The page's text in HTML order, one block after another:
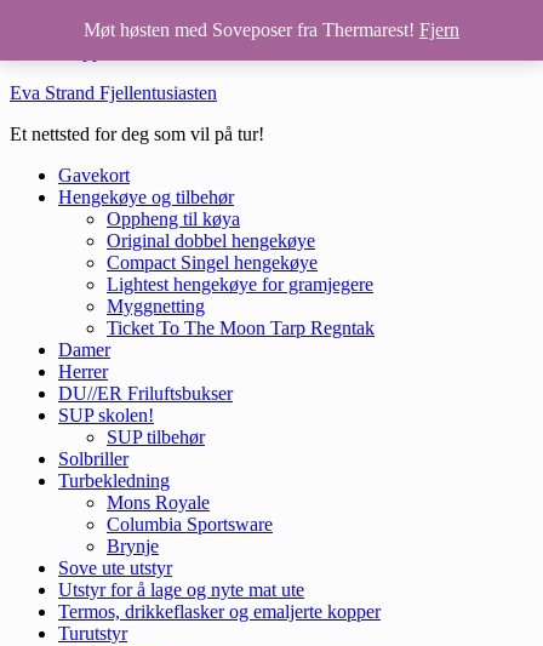
Hopp til hovedinnhold
Eva Strand Fjellentusiasten
Et nettsted for deg som vil på tur!
Gavekort
Hengekøye og tilbehør
Oppheng til køya
Original dobbel hengekøye
Compact Singel hengekøye
Lightest hengekøye for gramjegere
Myggnetting
Ticket To The Moon Tarp Regntak
Damer
Herrer
DU//ER Friluftsbukser
SUP skolen!
SUP tilbehør
Solbriller
Turbekledning
Mons Royale
Columbia Sportsware
Brynje
Sove ute utstyr
Utstyr for å lage og nyte mat ute
Termos, drikkeflasker og emaljerte kopper
Turutstyr
Møt høsten med Soveposer fra Thermarest! Fjern